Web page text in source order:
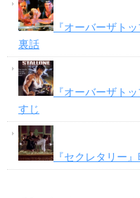
『オーバーザト
裏話
『オーバーザト
すじ
『セクレタリー